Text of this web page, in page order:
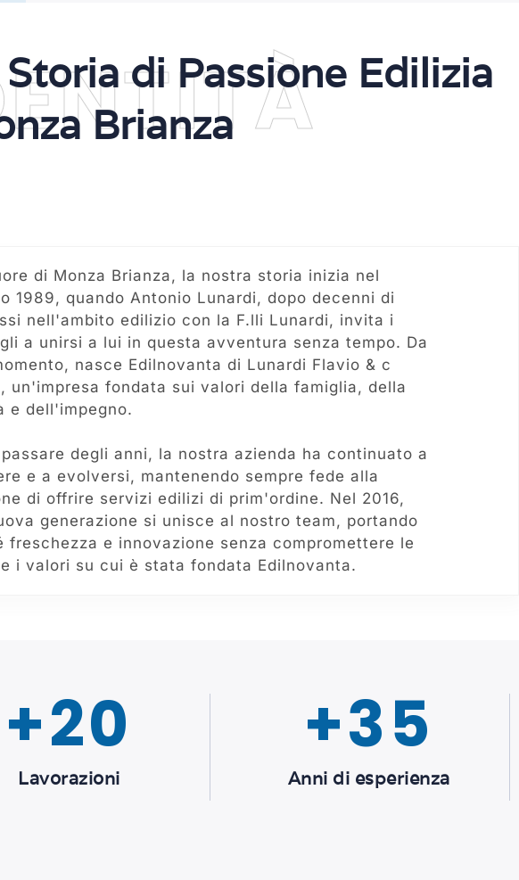
di Passione Edilizia
Brianza
di Monza Brianza, la nostra storia inizia nel
1989, quando Antonio Lunardi, dopo decenni di
nell'ambito edilizio con la F.lli Lunardi, invita i
a unirsi a lui in questa avventura senza tempo. Da
nasce Edilnovanta di Lunardi Flavio & c
un'impresa fondata sui valori della famiglia, della
e dell'impegno.
degli anni, la nostra azienda ha continuato a
e a evolversi, mantenendo sempre fede alla
di offrire servizi edilizi di prim'ordine. Nel 2016,
generazione si unisce al nostro team, portando
freschezza e innovazione senza compromettere le
i valori su cui è stata fondata Edilnovanta.
Lavorazioni
+20
Anni di esperienza
+35